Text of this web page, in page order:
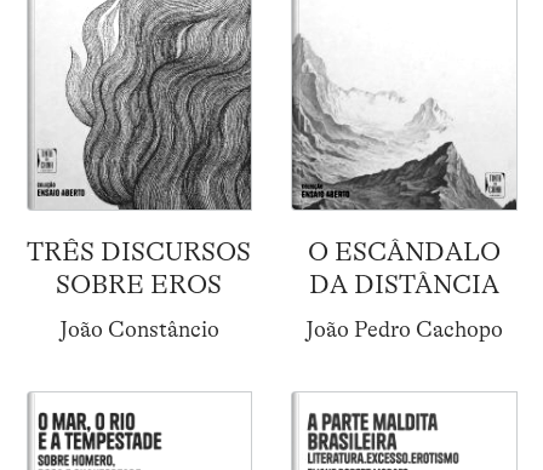
TRÊS DISCURSOS
SOBRE EROS
João Constâncio
O ESCÂNDALO
DA DISTÂNCIA
João Pedro Cachopo